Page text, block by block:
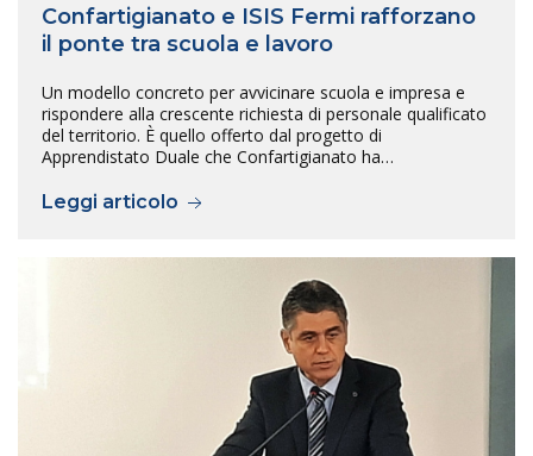
Confartigianato e ISIS Fermi rafforzano
il ponte tra scuola e lavoro
Un modello concreto per avvicinare scuola e impresa e
rispondere alla crescente richiesta di personale qualificato
del territorio. È quello offerto dal progetto di
Apprendistato Duale che Confartigianato ha…
Leggi articolo